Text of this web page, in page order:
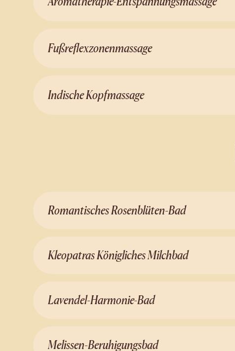
Fußreflexzonenmassage
Indische Kopfmassage
Romantisches Rosenblüten-Bad
Kleopatras Königliches Milchbad
Lavendel-Harmonie-Bad
Melissen-Beruhigungsbad